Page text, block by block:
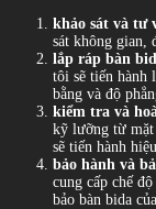
khảo sát và tư
sát không gian,
lắp ráp bàn
tôi sẽ tiến hành
bằng và độ
kiểm tra và
kỹ lưỡng từ mặt
sẽ tiến hành
bảo hành và
cung cấp chế
bảo bàn bida